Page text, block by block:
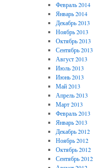
Февраль 2014
Январь 2014
Декабрь 2013
Ноябрь 2013
Октябрь 2013
Сентябрь 2013
Август 2013
Июль 2013
Июнь 2013
Май 2013
Апрель 2013
Март 2013
Февраль 2013
Январь 2013
Декабрь 2012
Ноябрь 2012
Октябрь 2012
Сентябрь 2012